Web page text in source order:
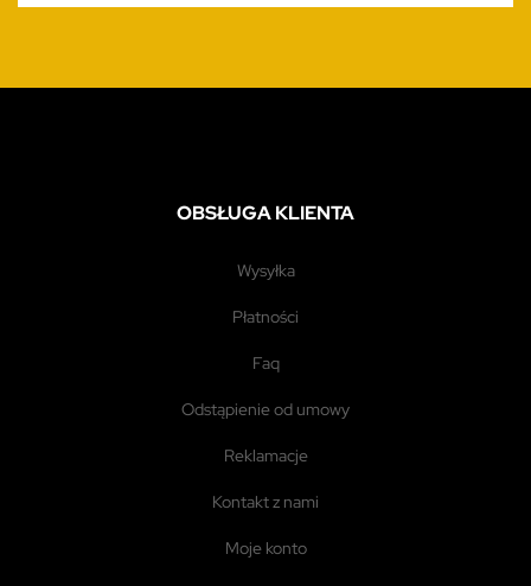
OBSŁUGA KLIENTA
wysyłka
płatności
faq
odstąpienie od umowy
reklamacje
kontakt z nami
moje konto